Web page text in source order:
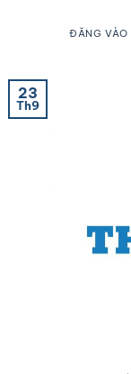
ĐĂNG VÀO
23
Th9